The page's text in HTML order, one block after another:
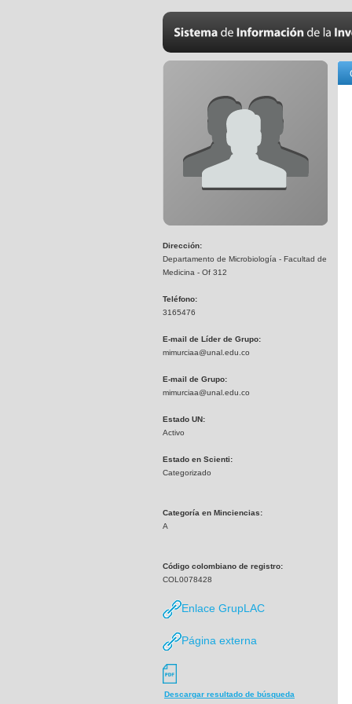
Dirección:
Departamento de Microbiología - Facultad de
Medicina - Of 312
Teléfono:
3165476
E-mail de Líder de Grupo:
mimurciaa@unal.edu.co
E-mail de Grupo:
mimurciaa@unal.edu.co
Estado UN:
Activo
Estado en Scienti:
Categorizado
Categoría en Minciencias:
A
Código colombiano de registro:
COL0078428
Enlace GrupLAC
Página externa
Descargar resultado de búsqueda